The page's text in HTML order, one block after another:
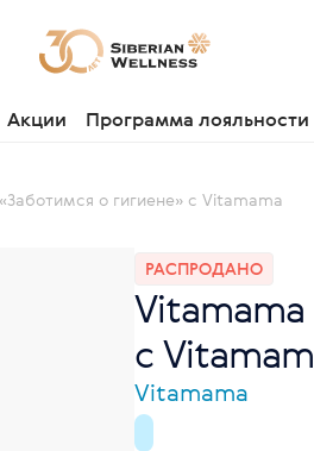
Акции Программа лояльности
о гигиене» с Vitamama
РАСПРОДАНО
с
Vitamama